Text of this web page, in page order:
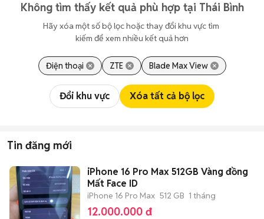
Không tìm thấy kết quả phù hợp tại Thái Bình
Hãy xóa một số bộ lọc hoặc thay đổi khu vực tìm
kiếm để xem nhiều kết quả hơn
Điện thoại ZTE Blade Max View
Đổi khu vực Xóa tất cả bộ lọc
Tin đăng mới
iPhone 16 Pro Max 512GB Vàng đồng
Mất Face ID
iPhone 16 Pro Max 512 GB 1 tháng
12.000.000 đ